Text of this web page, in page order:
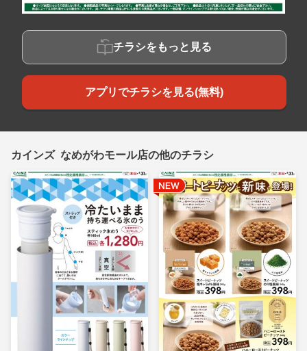
チラシをもっと見る
アプリでチラシを見る(無料)
カインズ なめがわモール店の他のチラシ